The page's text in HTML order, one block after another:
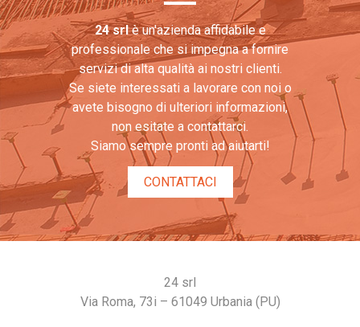
24 srlè un'azienda affidabile e
professionale che si impegna a fornire
servizi di alta qualità ai nostri clienti.
Se siete interessati a lavorare con noi o
avete bisogno di ulteriori informazioni,
non esitate a contattarci.
Siamo sempre pronti ad aiutarti!
CONTATTACI
24 srl
Via Roma, 73i – 61049 Urbania (PU)